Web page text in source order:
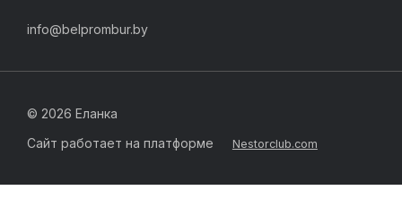
info@belprombur.by
© 2026 Еланка
Сайт работает на платформе
Nestorclub.com